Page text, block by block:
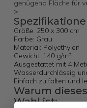
genügend Fläche für
>
Größe: 250 x 300 cm
Farbe: Grau
Material: Polyethylen
Gewicht: 140 g/m²
Ausgestattet mit 4
Wasserdurchlässig
Einfach zu falten und
Warum
Wahl ist: